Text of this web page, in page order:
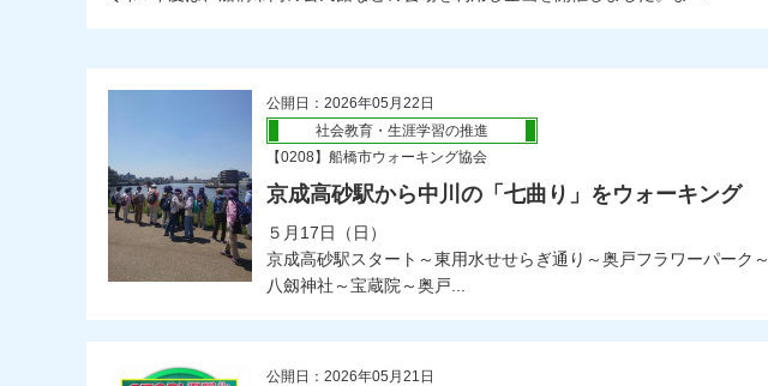
公開日：2026年05月22日
社会教育・生涯学習の推進
【0208】船橋市ウォーキング協会
京成高砂駅から中川の「七曲り」をウォーキング
５月17日（日）
京成高砂駅スタート～東用水せせらぎ通り～奥戸フラワーパーク～
八劔神社～宝蔵院～奥戸...
公開日：2026年05月21日